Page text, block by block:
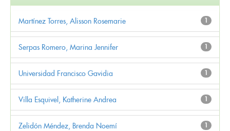
1
Martínez Torres, Alisson Rosemarie
1
Serpas Romero, Marina Jennifer
1
Universidad Francisco Gavidia
1
Villa Esquivel, Katherine Andrea
1
Zelidón Méndez, Brenda Noemí